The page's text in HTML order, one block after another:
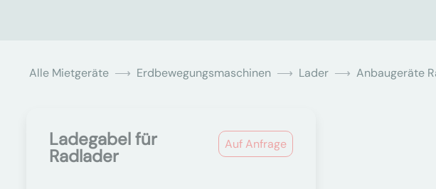
Alle Mietgeräte Erdbewegungsmaschinen Lader Anbaugeräte
Auf Anfrage
Ladegabel für
Radlader